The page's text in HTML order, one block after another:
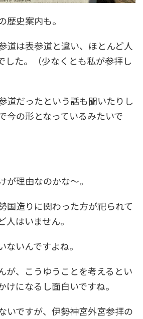
歴史案内も。
道は表参道と違い、ほとんど人
した。（少なくとも私が参拝し
道だったという話も聞いたりし
今の形となっているみたいで
が理由なのかな〜。
国造りに関わった方が祀られて
人はいません。
いんですよね。
が、こうゆうことを考えるとい
けになるし面白いですね。
いですが、伊勢神宮外宮参拝の